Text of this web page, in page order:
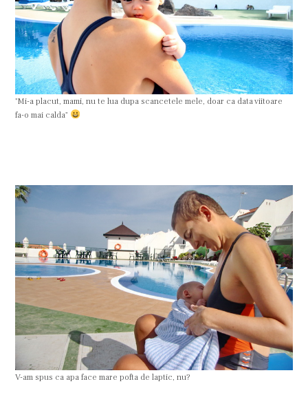
"Mi-a placut, mami, nu te lua dupa scancetele mele, doar ca data viitoare
fa-o mai calda"
V-am spus ca apa face mare pofta de laptic, nu?